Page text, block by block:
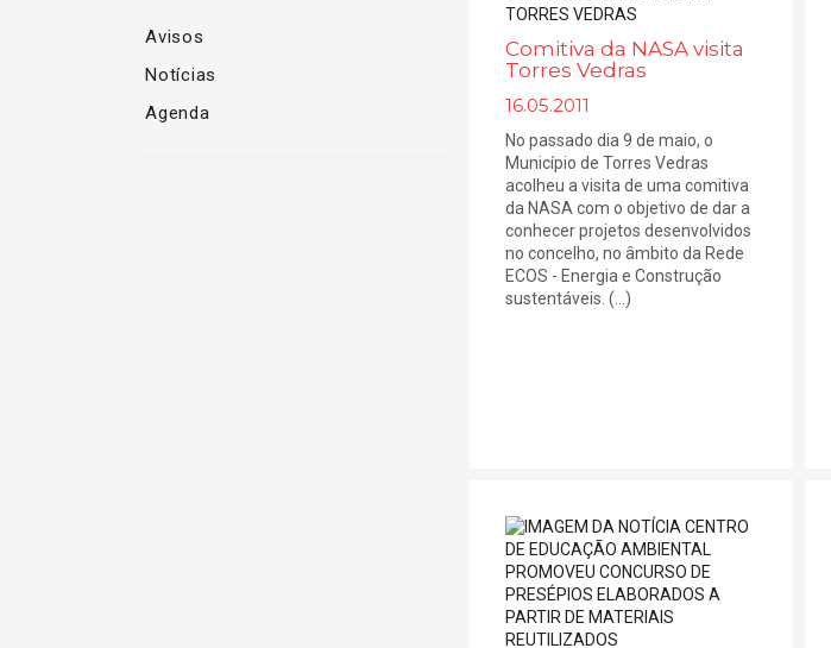
Avisos
Notícias
Agenda
Comitiva da NASA visita
Torres Vedras
16.05.2011
No passado dia 9 de maio, o
Município de Torres Vedras
acolheu a visita de uma comitiva
da NASA com o objetivo de dar a
conhecer projetos desenvolvidos
no concelho, no âmbito da Rede
ECOS - Energia e Construção
sustentáveis. (...)